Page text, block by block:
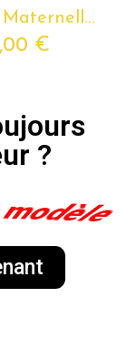
Cartable Maternelle TIGRE Personnalisable avec Prénom
€
?
le !